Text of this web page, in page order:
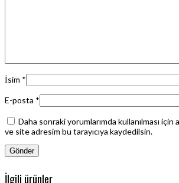
İsim *
E-posta *
Daha sonraki yorumlarımda kullanılması için
ve site adresim bu tarayıcıya kaydedilsin.
İlgili ürünler